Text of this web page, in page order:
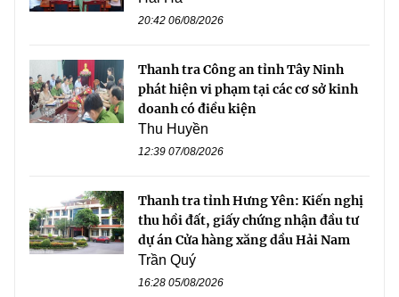
20:42 06/08/2026
Thanh tra Công an tỉnh Tây Ninh
phát hiện vi phạm tại các cơ sở kinh
doanh có điều kiện
Thu Huyền
12:39 07/08/2026
Thanh tra tỉnh Hưng Yên: Kiến nghị
thu hồi đất, giấy chứng nhận đầu tư
dự án Cửa hàng xăng dầu Hải Nam
Trần Quý
16:28 05/08/2026